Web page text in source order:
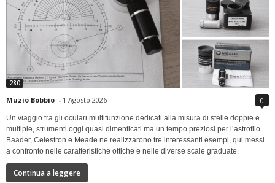
280
Muzio Bobbio - 1 Agosto 2026 0
Un viaggio tra gli oculari multifunzione dedicati alla misura di stelle doppie e
multiple, strumenti oggi quasi dimenticati ma un tempo preziosi per l’astrofilo.
Baader, Celestron e Meade ne realizzarono tre interessanti esempi, qui messi
a confronto nelle caratteristiche ottiche e nelle diverse scale graduate.
Continua a leggere